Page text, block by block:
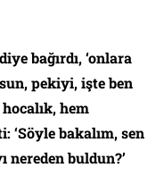
bağırdı, ‘onlara
pekiyi, işte ben
hem
‘Söyle bakalım, sen
nereden buldun?’